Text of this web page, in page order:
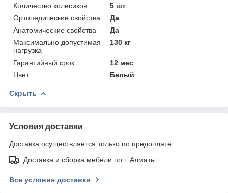
Количество колесиков
5 шт
Ортопедические свойства
Да
Анатомические свойства
Да
Максимально допустимая
нагрузка
130 кг
Гарантийный срок
12 мес
Цвет
Белый
Скрыть
Условия доставки
Доставка осуществляется только по предоплате.
Доставка и сборка мебели по г. Алматы
Все условия доставки